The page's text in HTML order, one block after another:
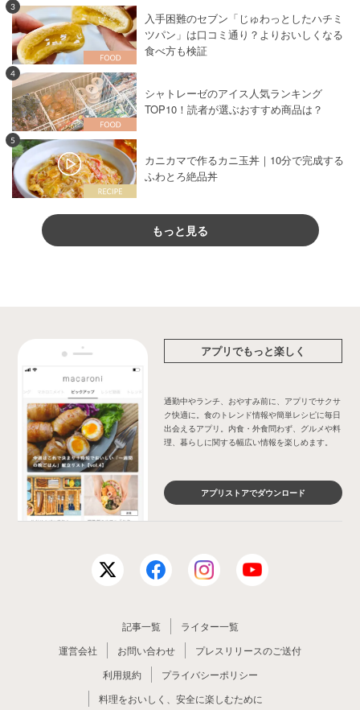
3
入手困難のセブン「じゅわっとしたハチミ
ツパン」は口コミ通り？よりおいしくなる
食べ方も検証
4
シャトレーゼのアイス人気ランキング
TOP10！読者が選ぶおすすめ商品は？
5
カニカマで作るカニ玉丼｜10分で完成する
ふわとろ絶品丼
もっと見る
アプリでもっと楽しく
通勤中やランチ、おやすみ前に、アプリでサクサ
ク快適に。食のトレンド情報や簡単レシピに毎日
出会えるアプリ。内食・外食問わず、グルメや料
理、暮らしに関する幅広い情報を楽しめます。
アプリストアでダウンロード
記事一覧
ライター一覧
運営会社
お問い合わせ
プレスリリースのご送付
利用規約
プライバシーポリシー
料理をおいしく、安全に楽しむために